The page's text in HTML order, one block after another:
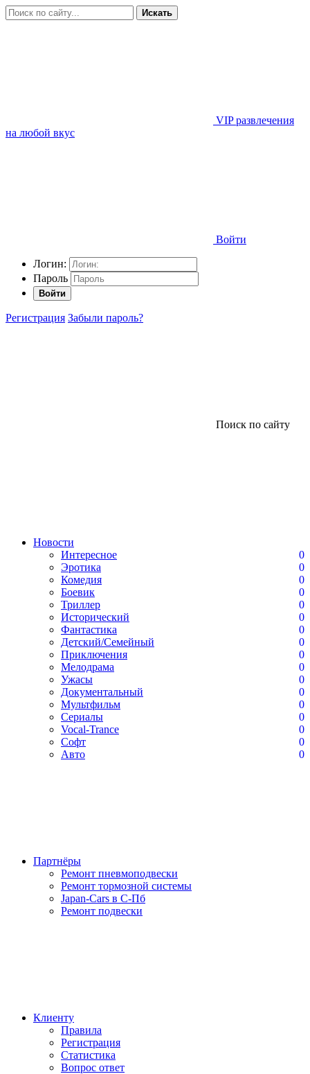
Искать
VIP развлечения
на любой вкус
Войти
Логин:
Пароль
Войти
Регистрация Забыли пароль?
Поиск по сайту
Новости
Интересное
0
Эротика
0
Комедия
0
Боевик
0
Триллер
0
Исторический
0
Фантастика
0
Детский/Семейный
0
Приключения
0
Мелодрама
0
Ужасы
0
Документальный
0
Мультфильм
0
Сериалы
0
Vocal-Trance
0
Софт
0
Авто
0
Партнёры
Ремонт пневмоподвески
Ремонт тормозной системы
Japan-Cars в С-Пб
Ремонт подвески
Клиенту
Правила
Регистрация
Статистика
Вопрос ответ